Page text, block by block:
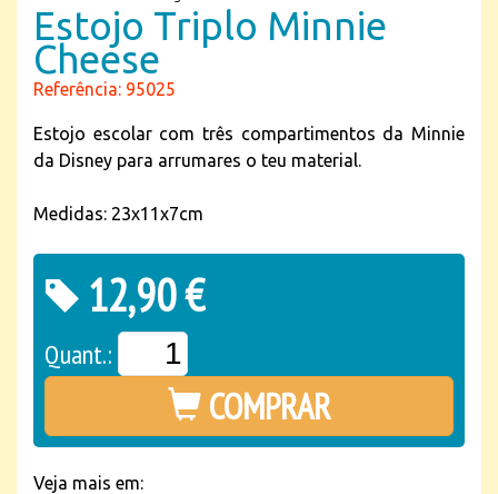
Estojo Triplo Minnie
Cheese
Referência: 95025
Estojo escolar com três compartimentos da Minnie
da Disney para arrumares o teu material.
Medidas: 23x11x7cm
12,90 €
Quant.:
COMPRAR
Veja mais em: